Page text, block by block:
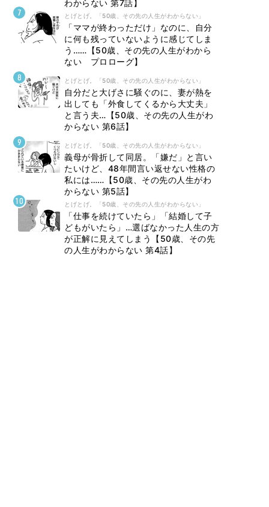
わからない 第7話】
とげとげ。「50歳、その先の人生がわからない」
「ママが終わっただけ」なのに、自分
に何も残っていないように感じてしま
う……【50歳、その先の人生がわから
ない プロローグ】
とげとげ。「50歳、その先の人生がわからない」
自分だと大げさに騒ぐのに、妻が熱を
出しても「外食してくるから大丈夫」
と言う夫…【50歳、その先の人生がわ
からない 第6話】
とげとげ。「50歳、その先の人生がわからない」
義母が骨折して同居。「嫌だ」と言い
たいけど、48年間言い返せない性格の
私には……【50歳、その先の人生がわ
からない 第5話】
とげとげ。「50歳、その先の人生がわからない」
「仕事を続けていたら」「結婚して子
どもがいたら」…選ばなかった人生の方
が正解に見えてしまう【50歳、その先
の人生がわからない 第4話】